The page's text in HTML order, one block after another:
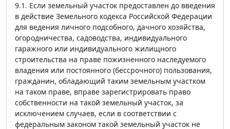
9.1. Если земельный участок предоставлен до введения
в действие Земельного кодекса Российской Федерации
для ведения личного подсобного, дачного хозяйства,
огородничества, садоводства, индивидуального
гаражного или индивидуального жилищного
строительства на праве пожизненного наследуемого
владения или постоянного (бессрочного) пользования,
гражданин, обладающий таким земельным участком
на таком праве, вправе зарегистрировать право
собственности на такой земельный участок, за
исключением случаев, если в соответствии с
федеральным законом такой земельный участок не